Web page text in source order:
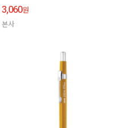
3,060원
본사